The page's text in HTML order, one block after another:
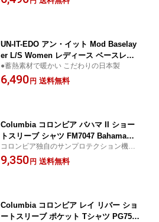
UN-IT-EDO アン・イット Mod Baselay
er L/S Women レディース ベースレイ
ヤー 防寒 インナー シャツ 吸汗速乾 正
規品取扱店 メール便発送
●蓄熱素材で暖かい こだわりの日本製
6,490 円 送料無料
Columbia コロンビア バハマ II ショー
トスリーブ シャツ FM7047 Bahama™ I
I S/S Shirt 半袖 シャツ UPF50 釣り キ
ャンプ アウトドア 正規品取扱店 メール
コロンビア独自のサンプロテクション機能
「オムニシェイドブロードスペクトラム」
9,350 円 送料無料
Columbia コロンビア レイ リバー ショ
ートスリーブ ポケット Tシャツ PG7575